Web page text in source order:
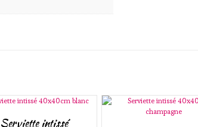
Serviette intissé